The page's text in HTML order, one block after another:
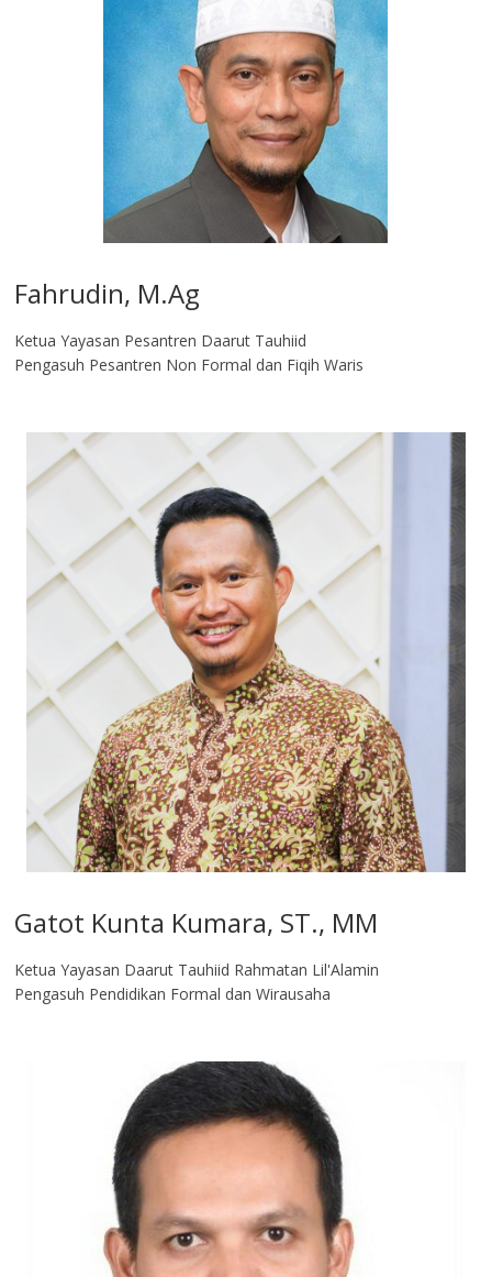
Fahrudin, M.Ag​
Ketua Yayasan Pesantren Daarut Tauhiid
Pengasuh Pesantren Non Formal dan Fiqih Waris
Gatot Kunta Kumara, ST., MM
Ketua Yayasan Daarut Tauhiid Rahmatan Lil'Alamin
Pengasuh Pendidikan Formal dan Wirausaha